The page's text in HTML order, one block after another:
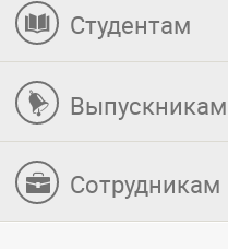
Студентам
Выпускникам
Сотрудникам